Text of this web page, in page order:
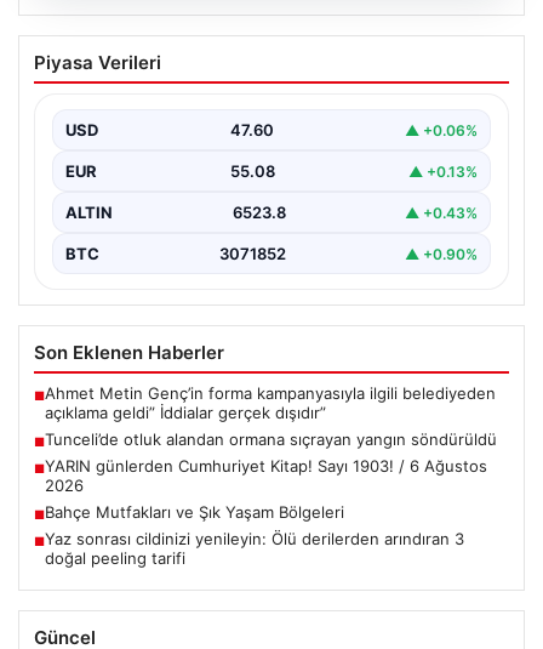
05.08.2026
Tunceli’de otluk alandan ormana
sıçrayan yangın söndürüldü
Yangın Kontrol Altına Alındı”, “content”: “ Tunceli’nin…
Piyasa Verileri
USD 47.60 ▲ +0.06%
EUR 55.08 ▲ +0.13%
ALTIN 6523.8 ▲ +0.43%
BTC 3071852 ▲ +0.90%
Son Eklenen Haberler
■Ahmet Metin Genç’in forma kampanyasıyla ilgili belediyeden
açıklama geldi” İddialar gerçek dışıdır”
■Tunceli’de otluk alandan ormana sıçrayan yangın söndürüldü
■YARIN günlerden Cumhuriyet Kitap! Sayı 1903! / 6 Ağustos
2026
■Bahçe Mutfakları ve Şık Yaşam Bölgeleri
■Yaz sonrası cildinizi yenileyin: Ölü derilerden arındıran 3
doğal peeling tarifi
Güncel